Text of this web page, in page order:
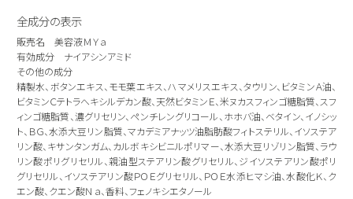
全成分の表示
販売名 美容液ＭＹａ
有効成分 ナイアシンアミド
その他の成分
精製水、ボタンエキス、モモ葉エキス、ハマメリスエキス、タウリン、ビタミンＡ油、
ビタミンＣテトラへキシルデカン酸、天然ビタミンＥ、米ヌカスフィンゴ糖脂質、スフ
ィンゴ糖脂質、濃グリセリン、ペンチレングリコール、ホホバ油、ベタイン、イノシッ
ト、ＢＧ、水添大豆リン脂質、マカデミアナッツ油脂肪酸フィトステリル、イソステア
リン酸、キサンタンガム、カルボキシビニルポリマー、水添大豆リゾリン脂質、ラウ
リン酸ポリグリセリル、親油型ステアリン酸グリセリル、ジイソステアリン酸ポリ
グリセリル、イソステアリン酸ＰＯＥグリセリル、ＰＯＥ水添ヒマシ油、水酸化Ｋ、ク
エン酸、クエン酸Ｎａ、香料、フェノキシエタノール